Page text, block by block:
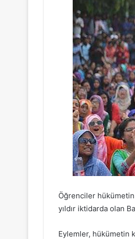
Öğrenciler
yıldır iktidarda olan
Eylemler, hükümetin